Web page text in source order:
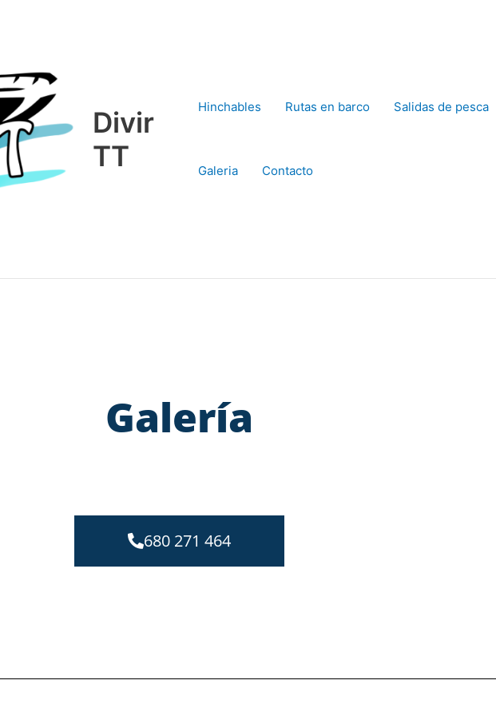
Divir
TT
Hinchables Rutas en barco Salidas de pesca
Galeria Contacto
Galería
680 271 464